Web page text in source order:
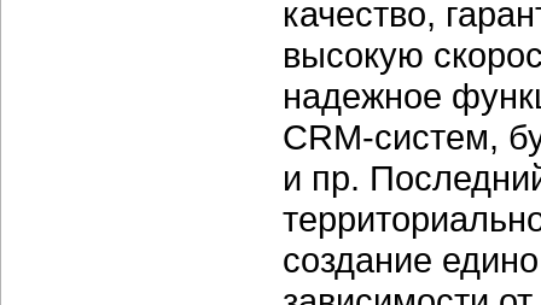
качество,
высокую
надежное
CRM-систем,
и пр.
создание